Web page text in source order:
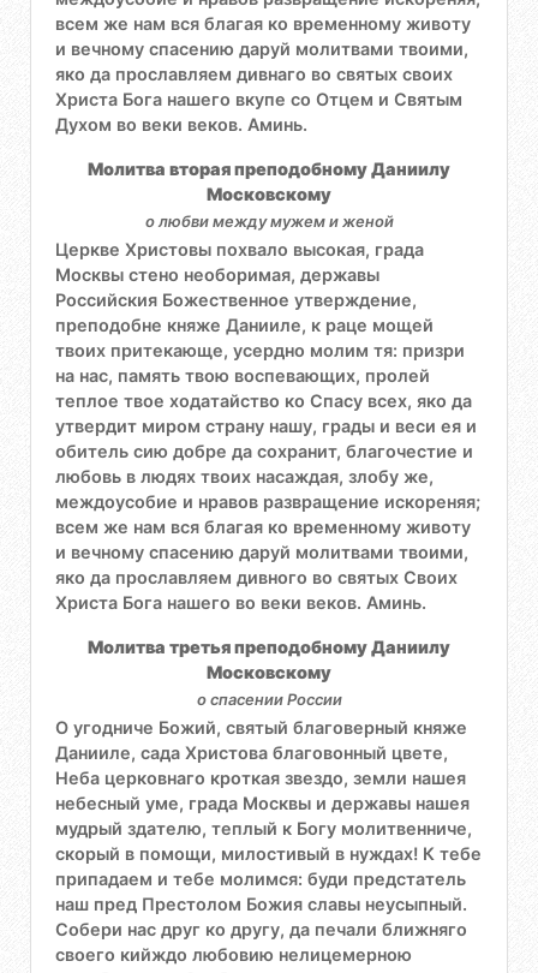
всем же нам вся благая ко временному животу
и вечному спасению даруй молитвами твоими,
яко да прославляем дивнаго во святых своих
Христа Бога нашего вкупе со Отцем и Святым
Духом во веки веков. Аминь.
Молитва вторая преподобному Даниилу
Московскому
о любви между мужем и женой
Церкве Христовы похвало высокая, града
Москвы стено необоримая, державы
Российския Божественное утверждение,
преподобне княже Данииле, к раце мощей
твоих притекающе, усердно молим тя: призри
на нас, память твою воспевающих, пролей
теплое твое ходатайство ко Спасу всех, яко да
утвердит миром страну нашу, грады и веси ея и
обитель сию добре да сохранит, благочестие и
любовь в людях твоих насаждая, злобу же,
междоусобие и нравов развращение искореняя;
всем же нам вся благая ко временному животу
и вечному спасению даруй молитвами твоими,
яко да прославляем дивного во святых Своих
Христа Бога нашего во веки веков. Аминь.
Молитва третья преподобному Даниилу
Московскому
о спасении России
О угодниче Божий, святый благоверный княже
Данииле, сада Христова благовонный цвете,
Неба церковнаго кроткая звездо, земли нашея
небесный уме, града Москвы и державы нашея
мудрый здателю, теплый к Богу молитвенниче,
скорый в помощи, милостивый в нуждах! К тебе
припадаем и тебе молимся: буди предстатель
наш пред Престолом Божия славы неусыпный.
Собери нас друг ко другу, да печали ближняго
своего кийждо любовию нелицемерною